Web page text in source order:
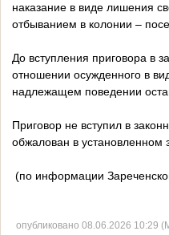
наказание в виде лишения
отбыванием в колонии –
До вступления приговора в
отношении осужденного в
надлежащем поведении
Приговор не вступил в
обжалован в установленном
(по информации
опубликовано 08.06.2026 10:29